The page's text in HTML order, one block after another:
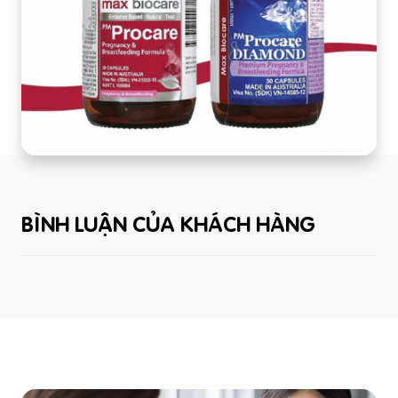
BÌNH LUẬN CỦA KHÁCH HÀNG